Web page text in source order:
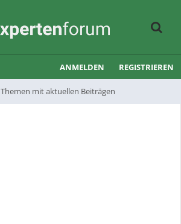
Themen mit aktuellen Beiträgen
ANMELDEN REGISTRIEREN